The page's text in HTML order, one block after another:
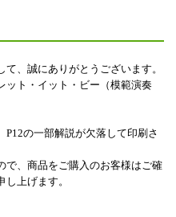
、誠にありがとうございます。
ット・イット・ビー（模範演奏
の一部解説が欠落して印刷さ
で、商品をご購入のお客様はご確
上げます。